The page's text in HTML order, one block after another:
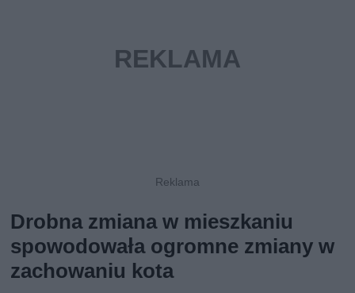
Drobna zmiana w mieszkaniu
spowodowała ogromne zmiany w
zachowaniu kota